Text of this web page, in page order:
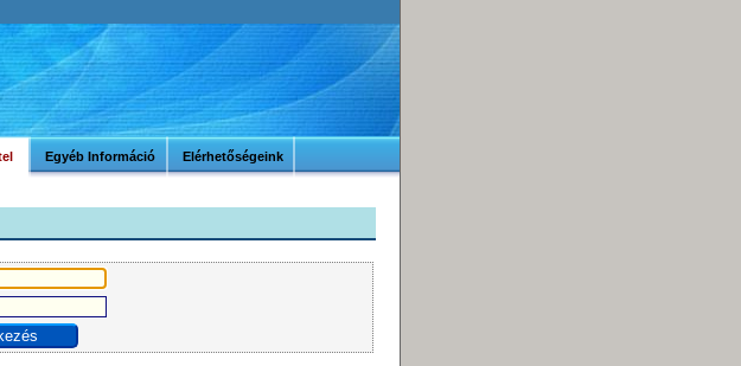
Egyéb Információ Elérhetőségeink